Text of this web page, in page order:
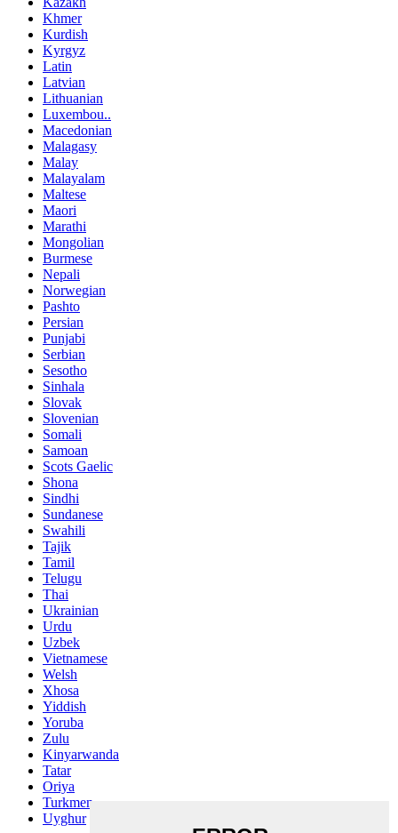
Khmer
Kurdish
Kyrgyz
Latin
Latvian
Lithuanian
Luxembou..
Macedonian
Malagasy
Malay
Malayalam
Maltese
Maori
Marathi
Mongolian
Burmese
Nepali
Norwegian
Pashto
Persian
Punjabi
Serbian
Sesotho
Sinhala
Slovak
Slovenian
Somali
Samoan
Scots Gaelic
Shona
Sindhi
Sundanese
Swahili
Tajik
Tamil
Telugu
Thai
Ukrainian
Urdu
Uzbek
Vietnamese
Welsh
Xhosa
Yiddish
Yoruba
Zulu
Kinyarwanda
Tatar
Oriya
Turkmen
Uyghur